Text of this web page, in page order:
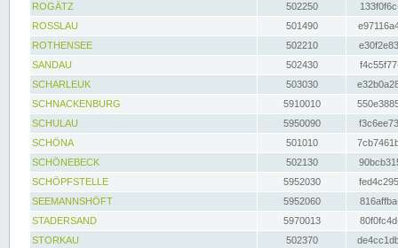
ROGÄTZ
502250
ROSSLAU
501490
ROTHENSEE
502210
SANDAU
502430
SCHARLEUK
503030
SCHNACKENBURG
5910010
SCHULAU
5950090
SCHÖNA
501010
SCHÖNEBECK
502130
SCHÖPFSTELLE
5952030
SEEMANNSHÖFT
5952060
STADERSAND
5970013
STORKAU
502370